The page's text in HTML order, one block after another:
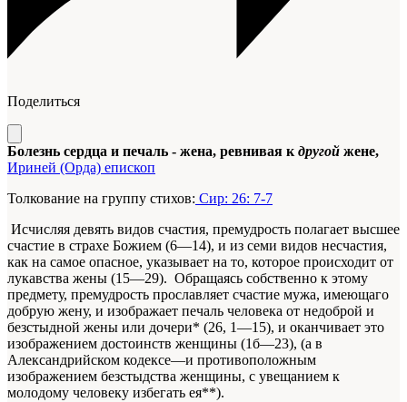
Поделиться
Болезнь сердца и печаль - жена, ревнивая к другой жене,
Ириней (Орда) епископ
Толкование на группу стихов: Сир: 26: 7-7
Исчисляя девять видов счастия, премудрость полагает высшее
счастие в страхе Божием (6—14), и из семи видов несчастия,
как на самое опасное, указывает на то, которое происходит от
лукавства жены (15—29). Обращаясь собственно к этому
предмету, премудрость прославляет счастие мужа, имеющаго
добрую жену, и изображает печаль человека от недоброй и
безстыдной жены или дочери* (26, 1—15), и оканчивает это
изображением достоинств женщины (1б—23), (а в
Александрийском кодексе—и противоположным
изображением безстыдства женщины, с увещанием к
молодому человеку избегать ея**).